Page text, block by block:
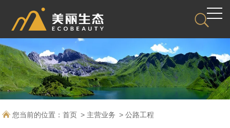
您当前的位置：首页 主营业务 公路工程